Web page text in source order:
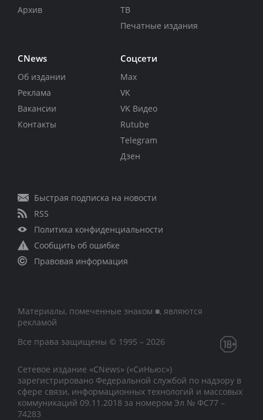
Архив
ТВ
Печатные издания
CNews
Об издании
Реклама
Вакансии
Контакты
Соцсети
Max
VK
VK Видео
Rutube
Telegram
Дзен
Быстрая подписка на новости
RSS
Политика конфиденциальности
Сообщить об ошибке
Правовая информация
Материалы, помеченные знаком ■, являются
рекламой
Все права защищены © 1995 – 2026
Сетевое издание «CNews» («СиНьюс»)
зарегистрировано Федеральной службой по надзору в
сфере связи, информационных технологий и массовых
коммуникаций 09.11.2018 за номером Эл № ФС77 –
74283